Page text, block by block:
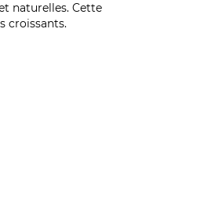
naturelles. Cette
croissants.